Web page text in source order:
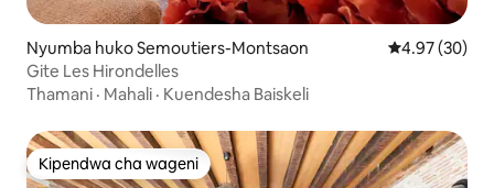
Nyumba huko Semoutiers-Montsaon Ukadiriaji wa
4.97 (30)
Gite Les Hirondelles
Thamani · Mahali · Kuendesha Baiskeli
Kipendwa cha wageni
Kipendwa cha wageni